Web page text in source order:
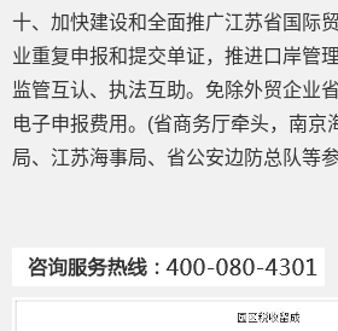
十、加快建设和全面推广江苏省国际
业重复申报和提交单证，推进口岸管
监管互认、执法互助。免除外贸企业
电子申报费用。(省商务厅牵头，南京
局、江苏海事局、省公安边防总队等